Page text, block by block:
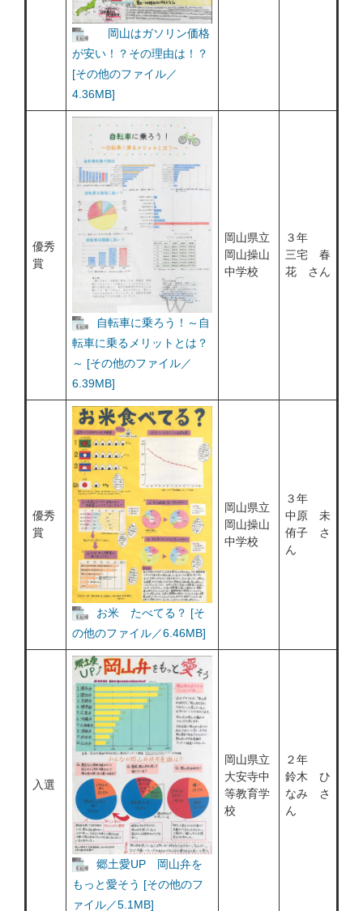
岡山はガソリン価格
が安い！？その理由は！？
[その他のファイル／
4.36MB]
優秀
賞
自転車に乗ろう！～自
転車に乗るメリットとは？
～ [その他のファイル／
6.39MB]
岡山県立
岡山操山
中学校
３年
三宅 春
花 さん
優秀
賞
お米 たべてる？ [そ
の他のファイル／6.46MB]
岡山県立
岡山操山
中学校
３年
中原 未
侑子 さ
ん
入選
郷土愛UP 岡山弁を
もっと愛そう [その他のフ
ァイル／5.1MB]
岡山県立
大安寺中
等教育学
校
２年
鈴木 ひ
なみ さ
ん